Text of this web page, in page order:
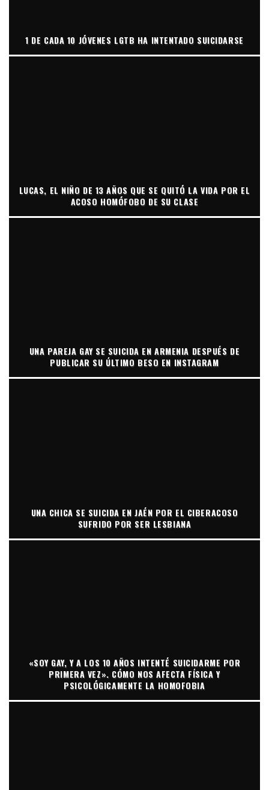
1 DE CADA 10 JÓVENES LGTB HA INTENTADO SUICIDARSE
LUCAS, EL NIÑO DE 13 AÑOS QUE SE QUITÓ LA VIDA POR EL
ACOSO HOMÓFOBO DE SU CLASE
UNA PAREJA GAY SE SUICIDA EN ARMENIA DESPUÉS DE
PUBLICAR SU ÚLTIMO BESO EN INSTAGRAM
UNA CHICA SE SUICIDA EN JAÉN POR EL CIBERACOSO
SUFRIDO POR SER LESBIANA
«SOY GAY, Y A LOS 10 AÑOS INTENTÉ SUICIDARME POR
PRIMERA VEZ». CÓMO NOS AFECTA FÍSICA Y
PSICOLÓGICAMENTE LA HOMOFOBIA